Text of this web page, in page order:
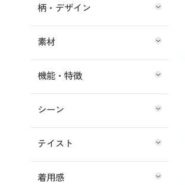
柄・デザイン
素材
機能・特徴
シーン
テイスト
着用感